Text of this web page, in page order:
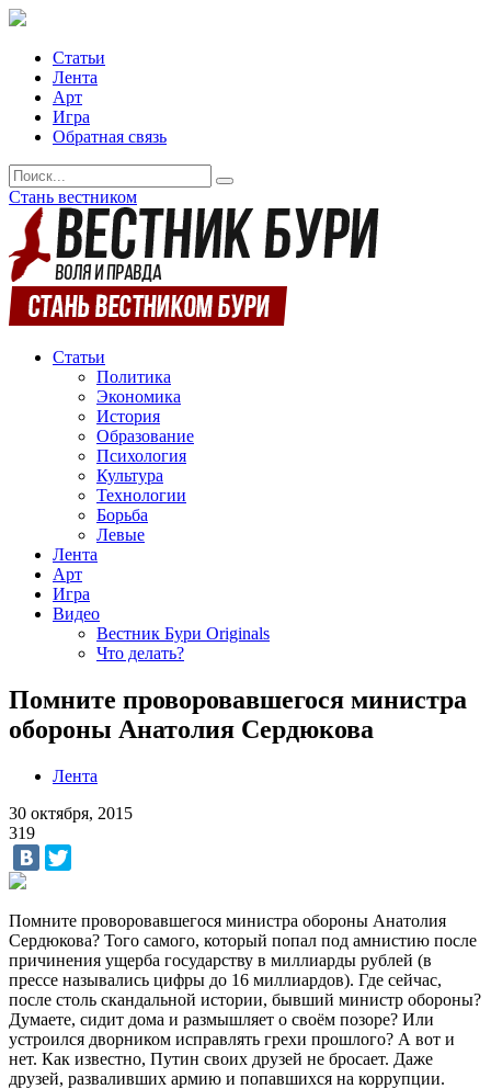
Статьи
Лента
Арт
Игра
Обратная связь
Стань вестником
Статьи
Политика
Экономика
История
Образование
Психология
Культура
Технологии
Борьба
Левые
Лента
Арт
Игра
Видео
Вестник Бури Originals
Что делать?
Помните проворовавшегося министра
обороны Анатолия Сердюкова
Лента
30 октября, 2015
319
Помните проворовавшегося министра обороны Анатолия
Сердюкова? Того самого, который попал под амнистию после
причинения ущерба государству в миллиарды рублей (в
прессе назывались цифры до 16 миллиардов). Где сейчас,
после столь скандальной истории, бывший министр обороны?
Думаете, сидит дома и размышляет о своём позоре? Или
устроился дворником исправлять грехи прошлого? А вот и
нет. Как известно, Путин своих друзей не бросает. Даже
друзей, разваливших армию и попавшихся на коррупции.